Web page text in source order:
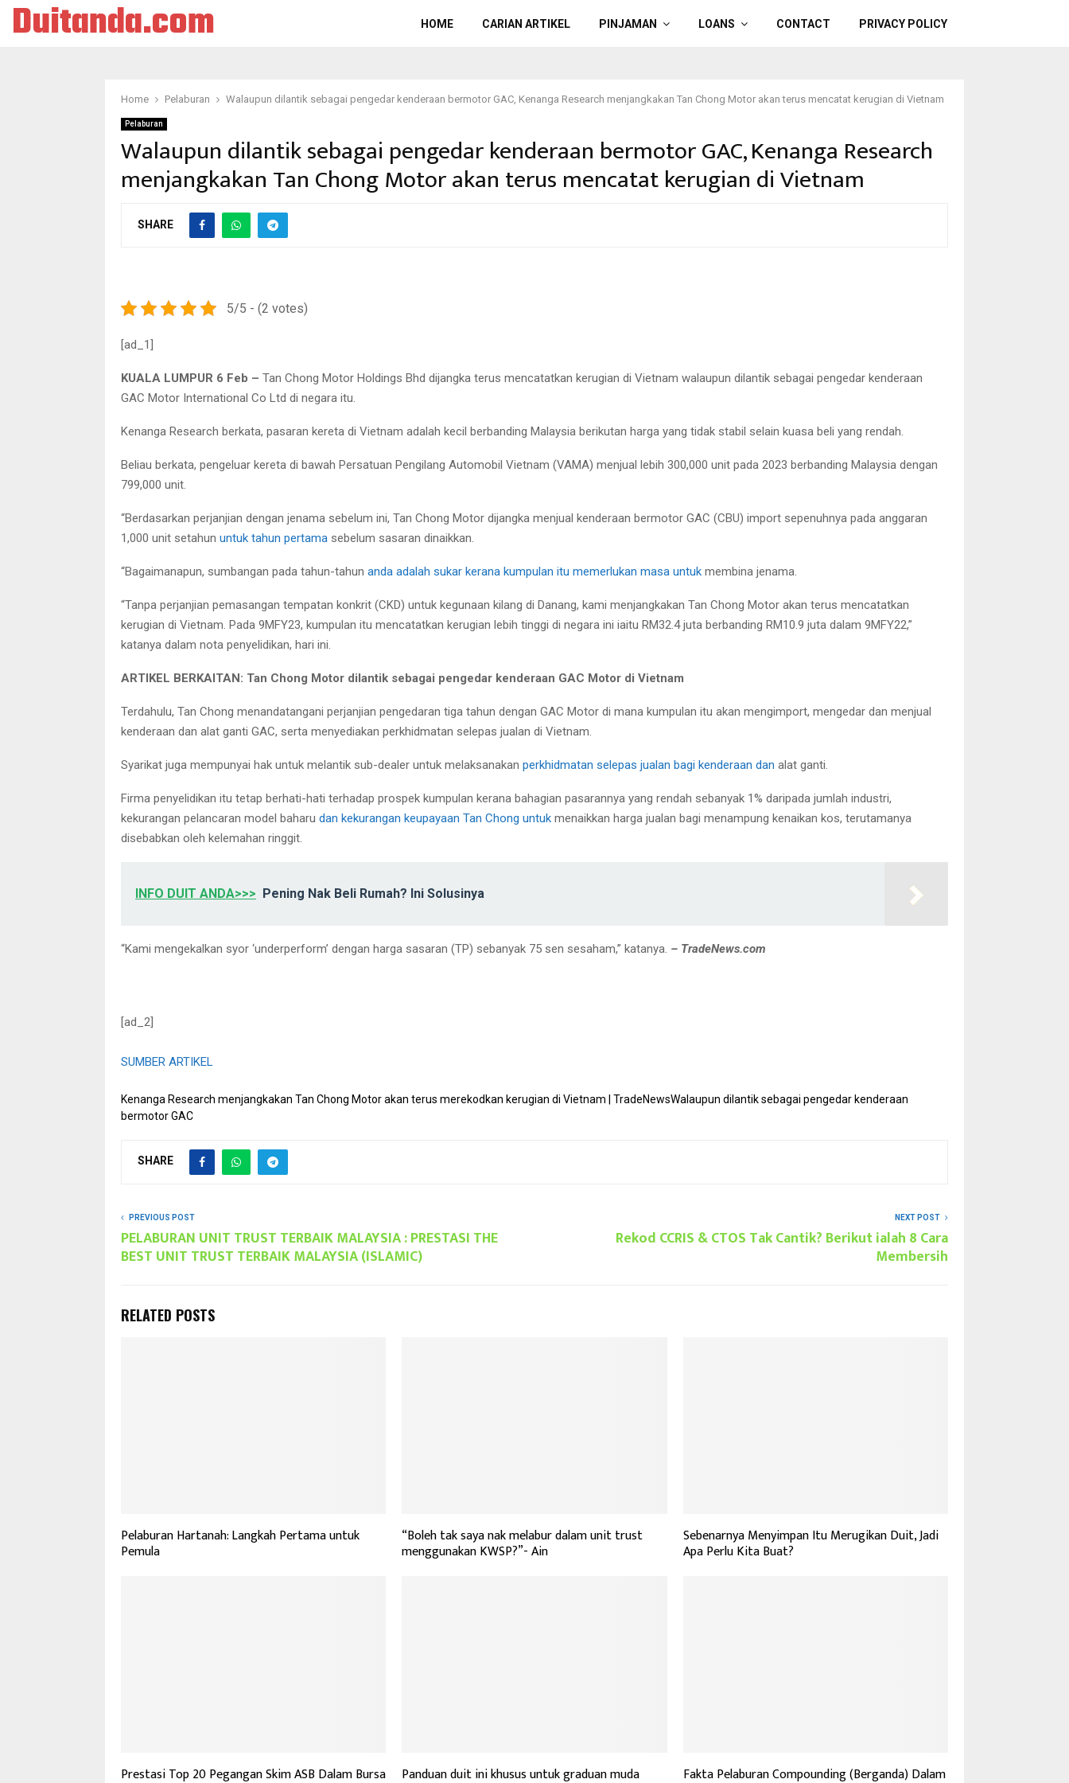
Duitanda.com HOME CARIAN ARTIKEL PINJAMAN LOANS CONTACT PRIVACY POLICY
Home Pelaburan Walaupun dilantik sebagai pengedar kenderaan bermotor GAC, Kenanga Research menjangkakan Tan Chong Motor akan terus mencatat kerugian di Vietnam
Pelaburan
Walaupun dilantik sebagai pengedar kenderaan bermotor GAC, Kenanga Research
menjangkakan Tan Chong Motor akan terus mencatat kerugian di Vietnam
SHARE
5/5 - (2 votes)
[ad_1]
KUALA LUMPUR 6 Feb – Tan Chong Motor Holdings Bhd dijangka terus mencatatkan kerugian di Vietnam walaupun dilantik sebagai pengedar kenderaan
GAC Motor International Co Ltd di negara itu.
Kenanga Research berkata, pasaran kereta di Vietnam adalah kecil berbanding Malaysia berikutan harga yang tidak stabil selain kuasa beli yang rendah.
Beliau berkata, pengeluar kereta di bawah Persatuan Pengilang Automobil Vietnam (VAMA) menjual lebih 300,000 unit pada 2023 berbanding Malaysia dengan
799,000 unit.
“Berdasarkan perjanjian dengan jenama sebelum ini, Tan Chong Motor dijangka menjual kenderaan bermotor GAC (CBU) import sepenuhnya pada anggaran
1,000 unit setahun untuk tahun pertama sebelum sasaran dinaikkan.
“Bagaimanapun, sumbangan pada tahun-tahun anda adalah sukar kerana kumpulan itu memerlukan masa untuk membina jenama.
“Tanpa perjanjian pemasangan tempatan konkrit (CKD) untuk kegunaan kilang di Danang, kami menjangkakan Tan Chong Motor akan terus mencatatkan
kerugian di Vietnam. Pada 9MFY23, kumpulan itu mencatatkan kerugian lebih tinggi di negara ini iaitu RM32.4 juta berbanding RM10.9 juta dalam 9MFY22,”
katanya dalam nota penyelidikan, hari ini.
ARTIKEL BERKAITAN: Tan Chong Motor dilantik sebagai pengedar kenderaan GAC Motor di Vietnam
Terdahulu, Tan Chong menandatangani perjanjian pengedaran tiga tahun dengan GAC Motor di mana kumpulan itu akan mengimport, mengedar dan menjual
kenderaan dan alat ganti GAC, serta menyediakan perkhidmatan selepas jualan di Vietnam.
Syarikat juga mempunyai hak untuk melantik sub-dealer untuk melaksanakan perkhidmatan selepas jualan bagi kenderaan dan alat ganti.
Firma penyelidikan itu tetap berhati-hati terhadap prospek kumpulan kerana bahagian pasarannya yang rendah sebanyak 1% daripada jumlah industri,
kekurangan pelancaran model baharu dan kekurangan keupayaan Tan Chong untuk menaikkan harga jualan bagi menampung kenaikan kos, terutamanya
disebabkan oleh kelemahan ringgit.
INFO DUIT ANDA>>> Pening Nak Beli Rumah? Ini Solusinya
“Kami mengekalkan syor ‘underperform’ dengan harga sasaran (TP) sebanyak 75 sen sesaham,” katanya. – TradeNews.com
[ad_2]
SUMBER ARTIKEL
Kenanga Research menjangkakan Tan Chong Motor akan terus merekodkan kerugian di Vietnam | TradeNewsWalaupun dilantik sebagai pengedar kenderaan
bermotor GAC
SHARE
PREVIOUS POST
PELABURAN UNIT TRUST TERBAIK MALAYSIA : PRESTASI THE
BEST UNIT TRUST TERBAIK MALAYSIA (ISLAMIC)
NEXT POST
Rekod CCRIS & CTOS Tak Cantik? Berikut ialah 8 Cara
Membersih
RELATED POSTS
Pelaburan Hartanah: Langkah Pertama untuk
Pemula
“Boleh tak saya nak melabur dalam unit trust
menggunakan KWSP?”- Ain
Sebenarnya Menyimpan Itu Merugikan Duit, Jadi
Apa Perlu Kita Buat?
Prestasi Top 20 Pegangan Skim ASB Dalam Bursa Panduan duit ini khusus untuk graduan muda Fakta Pelaburan Compounding (Berganda) Dalam